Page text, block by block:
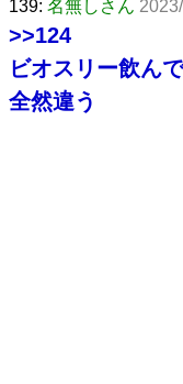
139: 名無しさん
>>124
ビオスリー飲ん
全然違う